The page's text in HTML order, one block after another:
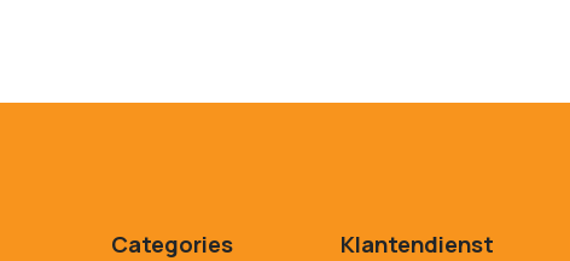
Categories Klantendienst